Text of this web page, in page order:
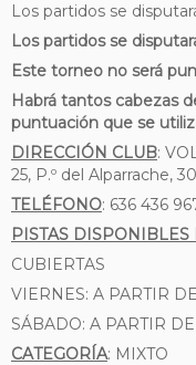
Los partidos se
Los partidos se
Este torneo no será
Habrá tantos cabezas
puntuación que se
DIRECCIÓN CLUB:
25, P.º del Alparrache,
TELÉFONO: 636 436
PISTAS DISPONIBLES
CUBIERTAS
VIERNES: A PARTIR
SÁBADO: A PARTIR
CATEGORÍA: MIXTO